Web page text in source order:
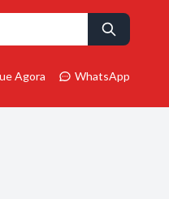
Agora WhatsApp